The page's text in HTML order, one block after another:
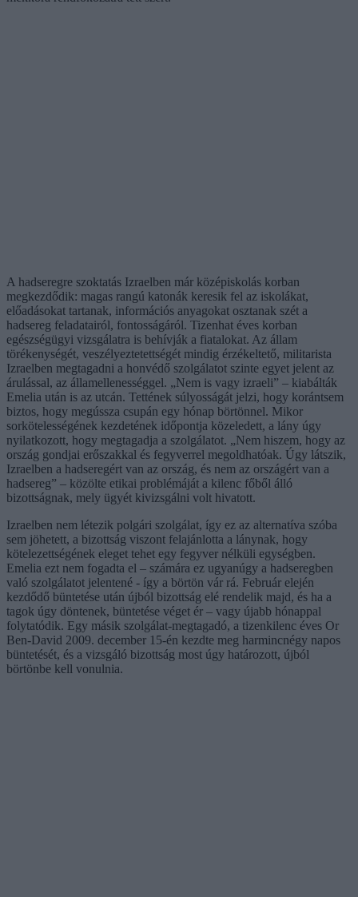
A hadseregre szoktatás Izraelben már középiskolás korban
megkezdődik: magas rangú katonák keresik fel az iskolákat,
előadásokat tartanak, információs anyagokat osztanak szét a
hadsereg feladatairól, fontosságáról. Tizenhat éves korban
egészségügyi vizsgálatra is behívják a fiatalokat. Az állam
törékenységét, veszélyeztetettségét mindig érzékeltető, militarista
Izraelben megtagadni a honvédő szolgálatot szinte egyet jelent az
árulással, az államellenességgel. „Nem is vagy izraeli” – kiabálták
Emelia után is az utcán. Tettének súlyosságát jelzi, hogy korántsem
biztos, hogy megússza csupán egy hónap börtönnel. Mikor
sorkötelességének kezdetének időpontja közeledett, a lány úgy
nyilatkozott, hogy megtagadja a szolgálatot. „Nem hiszem, hogy az
ország gondjai erőszakkal és fegyverrel megoldhatóak. Úgy látszik,
Izraelben a hadseregért van az ország, és nem az országért van a
hadsereg” – közölte etikai problémáját a kilenc főből álló
bizottságnak, mely ügyét kivizsgálni volt hivatott.
Izraelben nem létezik polgári szolgálat, így ez az alternatíva szóba
sem jöhetett, a bizottság viszont felajánlotta a lánynak, hogy
kötelezettségének eleget tehet egy fegyver nélküli egységben.
Emelia ezt nem fogadta el – számára ez ugyanúgy a hadseregben
való szolgálatot jelentené - így a börtön vár rá. Február elején
kezdődő büntetése után újból bizottság elé rendelik majd, és ha a
tagok úgy döntenek, büntetése véget ér – vagy újabb hónappal
folytatódik. Egy másik szolgálat-megtagadó, a tizenkilenc éves Or
Ben-David 2009. december 15-én kezdte meg harmincnégy napos
büntetését, és a vizsgáló bizottság most úgy határozott, újból
börtönbe kell vonulnia.